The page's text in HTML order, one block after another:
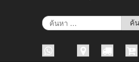
ค้นหา
สำหรับ: